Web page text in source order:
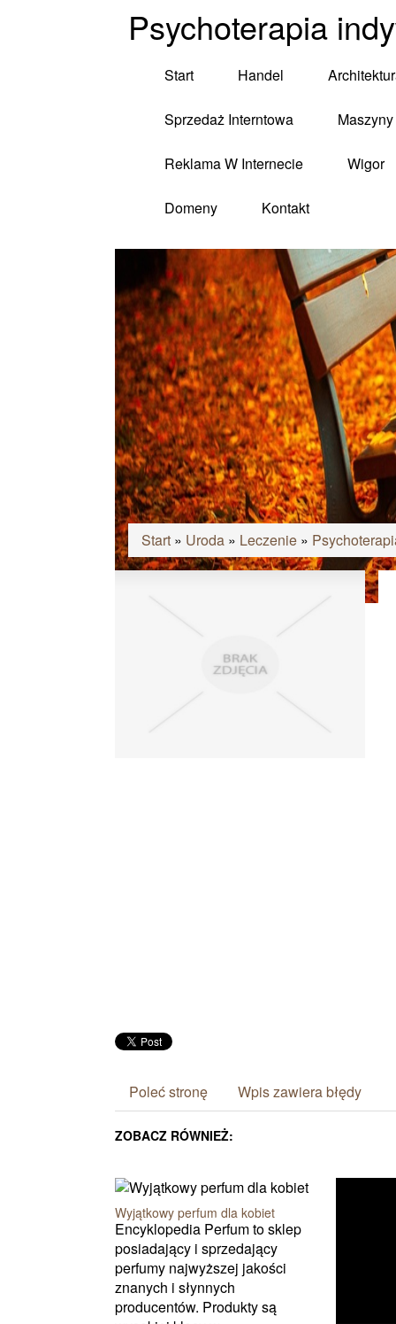
Psychoterapia
Start Handel
Sprzedaż Interntowa
Reklama W Internecie Wigor
Domeny Kontakt
Start » Uroda » Leczenie »
Poleć stronę Wpis zawiera błędy
ZOBACZ RÓWNIEŻ:
Wyjątkowy perfum dla kobiet
Encyklopedia Perfum to sklep
posiadający i sprzedający
perfumy najwyższej jakości
znanych i słynnych
producentów. Produkty są